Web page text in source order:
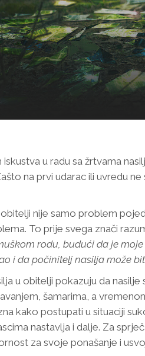
u radu sa žrtvama
na prvi udarac ili uvredu
nije samo problem
To prije svega znači
rodu, budući da je
i da počinitelj nasilja može
u obitelji pokazuju da
šamarima, a
kako postupati u situaciji
nastavlja i dalje. Za
za svoje ponašanje i